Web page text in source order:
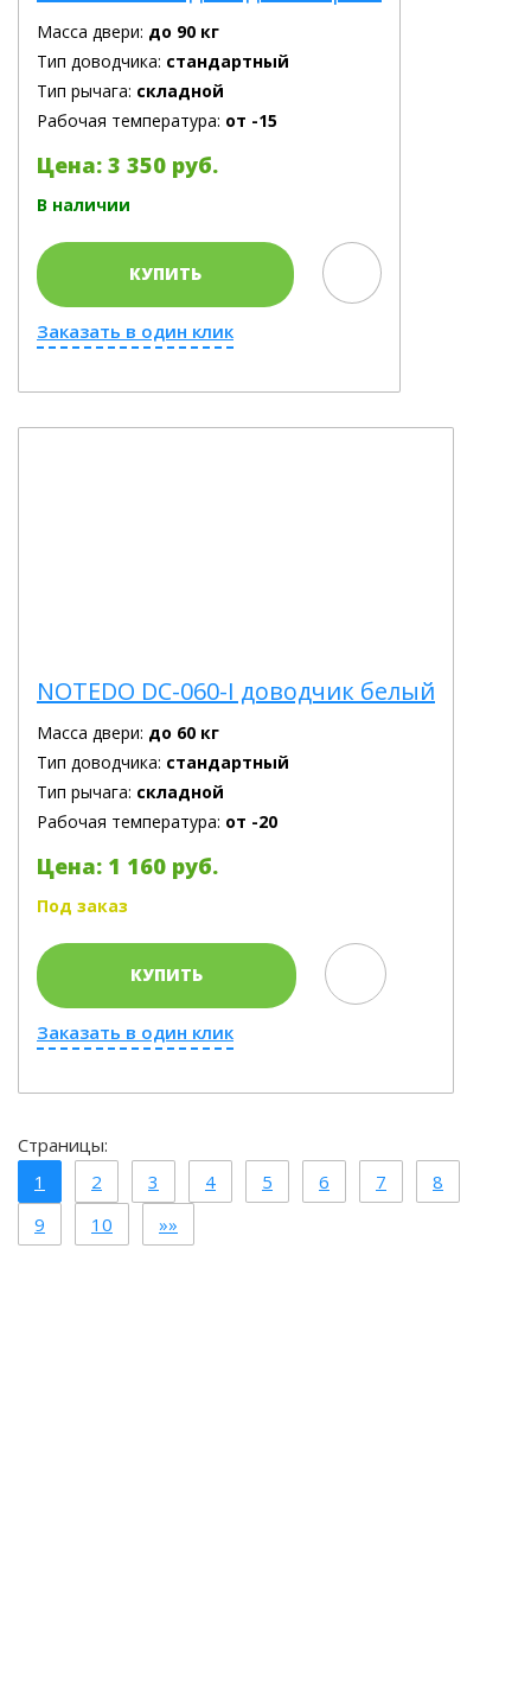
Масса двери: до 90 кг
Тип доводчика: стандартный
Тип рычага: складной
Рабочая температура: от -15
Цена: 3 350 руб.
В наличии
КУПИТЬ
Заказать в один клик
NOTEDO DC-060-I доводчик белый
Масса двери: до 60 кг
Тип доводчика: стандартный
Тип рычага: складной
Рабочая температура: от -20
Цена: 1 160 руб.
Под заказ
КУПИТЬ
Заказать в один клик
Страницы:
1
2 3 4 5 6 7
8
9
10 »»